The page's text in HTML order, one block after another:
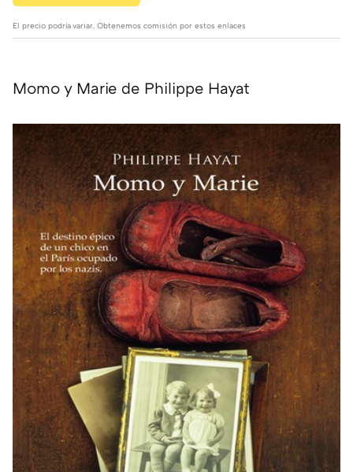
El precio podría variar. Obtenemos comisión por estos enlaces
Momo y Marie de Philippe Hayat